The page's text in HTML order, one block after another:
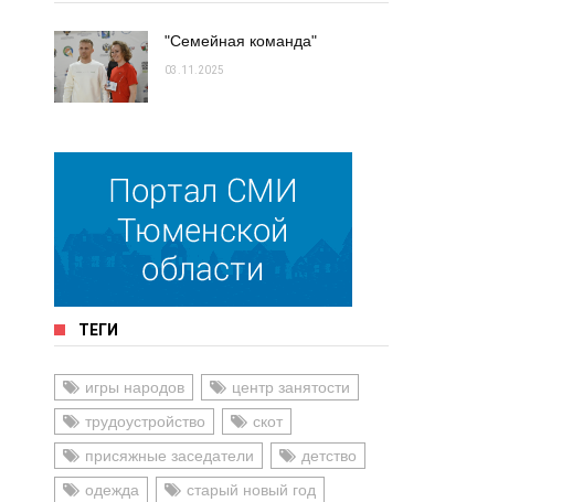
"Семейная команда"
03.11.2025
ТЕГИ
игры народов
центр занятости
трудоустройство
скот
присяжные заседатели
детство
одежда
старый новый год